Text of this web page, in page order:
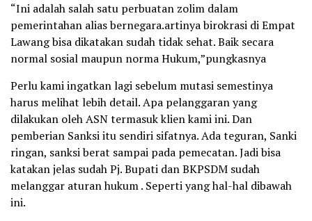
“Ini adalah salah satu perbuatan zolim dalam
pemerintahan alias bernegara.artinya birokrasi di Empat
Lawang bisa dikatakan sudah tidak sehat. Baik secara
normal sosial maupun norma Hukum,”pungkasnya
Perlu kami ingatkan lagi sebelum mutasi semestinya
harus melihat lebih detail. Apa pelanggaran yang
dilakukan oleh ASN termasuk klien kami ini. Dan
pemberian Sanksi itu sendiri sifatnya. Ada teguran, Sanki
ringan, sanksi berat sampai pada pemecatan. Jadi bisa
katakan jelas sudah Pj. Bupati dan BKPSDM sudah
melanggar aturan hukum . Seperti yang hal-hal dibawah
ini.